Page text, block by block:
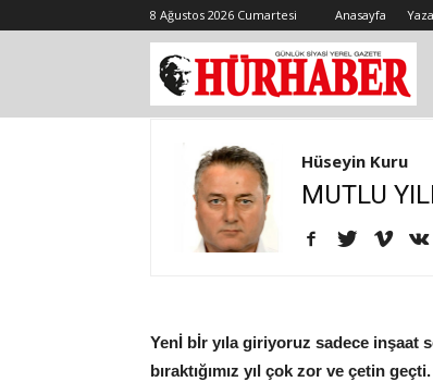
8 Ağustos 2026 Cumartesi Anasayfa
Hüseyin Kuru
MUTLU
Yenİ bİr yıla giriyoruz sadece inşaat
bıraktığımız yıl çok zor ve çetin geçti.